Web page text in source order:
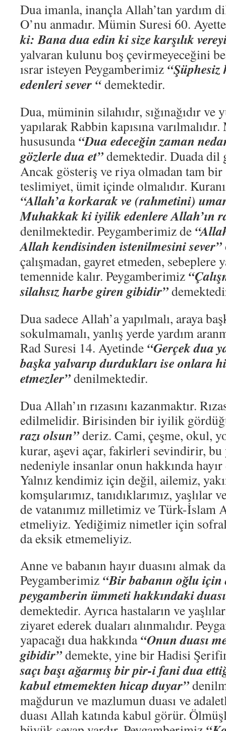
Dua imanla, inançla Allah’tan yardım
O’nu anmadır. Mümin Suresi 60.
ki: Bana dua edin ki size karşılık
yalvaran kulunu boş çevirmeyeceğini
ısrar isteyen Peygamberimiz
edenleri sever “demektedir.
Dua, müminin silahıdır, sığınağıdır ve
yapılarak Rabbin kapısına
hususunda“Dua edeceğin zaman
gözlerle dua et”demektedir. Duada dil
Ancak gösteriş ve riya olmadan tam
teslimiyet, ümit içinde olmalıdır.
“Allah’a korkarak ve (rahmetini)
Muhakkak ki iyilik edenlere Allah’ın
denilmektedir. Peygamberimiz de
Allah kendisinden istenilmesini sever”
çalışmadan, gayret etmeden, sebeplere
temennide kalır. Peygamberimiz
silahsız harbe giren gibidir”
Dua sadece Allah’a yapılmalı, araya
sokulmamalı, yanlış yerde yardım
Rad Suresi 14. Ayetinde “Gerçek dua
başka yalvarıp durdukları ise onlara
etmezler”denilmektedir.
Dua Allah’ın rızasını kazanmaktır.
edilmelidir. Birisinden bir iyilik
razı olsun”deriz. Cami, çeşme, okul,
kurar, aşevi açar, fakirleri sevindirir, bu
nedeniyle insanlar onun hakkında
Yalnız kendimiz için değil, ailemiz,
komşularımız, tanıdıklarımız, yaşlılar
de vatanımız milletimiz ve Türk-İslam
etmeliyiz. Yediğimiz nimetler için
da eksik etmemeliyiz.
Anne ve babanın hayır duasını almak
Peygamberimiz “Bir babanın oğlu için
peygamberin ümmeti hakkındaki
demektedir. Ayrıca hastaların ve
ziyaret ederek duaları alınmalıdır.
yapacağı dua hakkında“Onun duası
gibidir”demekte, yine bir Hadisi
saçı başı ağarmış bir pir-i fani dua
kabul etmemekten hicap duyar”
mağdurun ve mazlumun duası ve
duası Allah katında kabul görür.